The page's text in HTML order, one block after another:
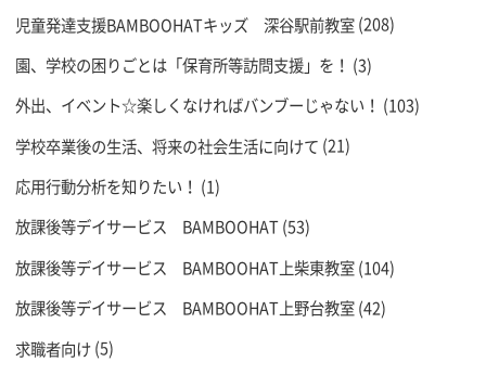
児童発達支援BAMBOOHATキッズ 深谷駅前教室(208)
園、学校の困りごとは「保育所等訪問支援」を！ (3)
外出、イベント☆楽しくなければバンブーじゃない！ (103)
学校卒業後の生活、将来の社会生活に向けて (21)
応用行動分析を知りたい！ (1)
放課後等デイサービス BAMBOOHAT(53)
放課後等デイサービス BAMBOOHAT上柴東教室(104)
放課後等デイサービス BAMBOOHAT上野台教室(42)
求職者向け(5)